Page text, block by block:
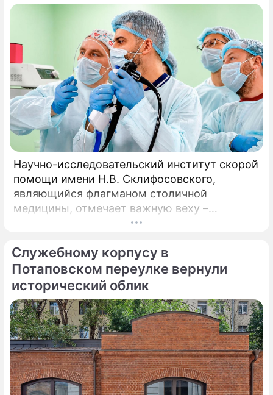
Научно-исследовательский институт скорой
помощи имени Н.В. Склифосовского,
являющийся флагманом столичной
медицины, отмечает важную веху –
десятилетие работы Центра радиохирургии.
не только стало уникальной точкой на карте
московского здравоохранения, но и
превратилось в надежду для тысяч
пациентов со всей страны.
Служебному корпусу в
Потаповском переулке вернули
исторический облик